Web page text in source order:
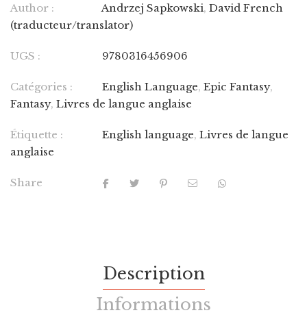
Author :
Andrzej Sapkowski, David French
(traducteur/translator)
UGS : 9780316456906
Catégories : English Language, Epic Fantasy,
Fantasy, Livres de langue anglaise
Étiquette : English language, Livres de langue
anglaise
Share
Description
Informations